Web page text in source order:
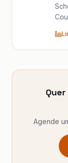
Agende